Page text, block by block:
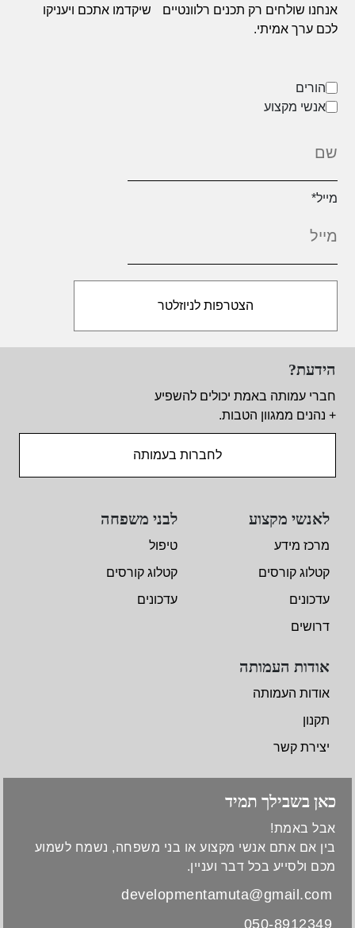
אנחנו שולחים רק תכנים רלוונטיים שיקדמו אתכם ויעניקו
לכם ערך אמיתי.
הורים
אנשי מקצוע
מייל*
הידעת?
חברי עמותה באמת יכולים להשפיע
+ נהנים ממגוון הטבות.
לחברות בעמותה
אודות העמותה
אודות העמותה
תקנון
יצירת קשר
לאנשי מקצוע
מרכז מידע
קטלוג קורסים
עדכונים
דרושים
לבני משפחה
טיפול
קטלוג קורסים
עדכונים
כאן בשבילך תמיד
אבל באמת!
בין אם אתם אנשי מקצוע או בני משפחה, נשמח לשמוע
מכם ולסייע בכל דבר ועניין.
developmentamuta@gmail.com
050-8912349